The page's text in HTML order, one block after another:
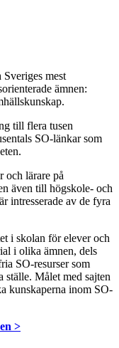
mest
ämnen:
till flera tusen
SO-länkar som
och lärare på
även till högskole- och
intresserade av de fyra
i skolan för elever och
i olika ämnen, dels
SO-resurser som
ställe. Målet med sajten
kunskaperna inom SO-
>